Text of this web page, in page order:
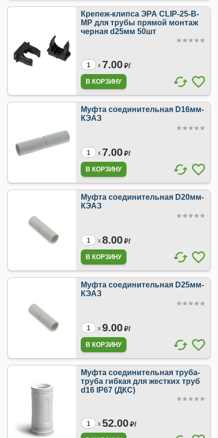
Крепеж-клипса ЭРА CLIP-25-B-
MP для трубы прямой монтаж
черная d25мм 50шт
x 7.00₽/
Муфта соединительная D16мм-
КЭАЗ
x 7.00₽/
Муфта соединительная D20мм-
КЭАЗ
x 8.00₽/
Муфта соединительная D25мм-
КЭАЗ
x 9.00₽/
Муфта соединительная труба-
труба гибкая для жестких труб
d16 IP67 (ДКС)
x 52.00₽/